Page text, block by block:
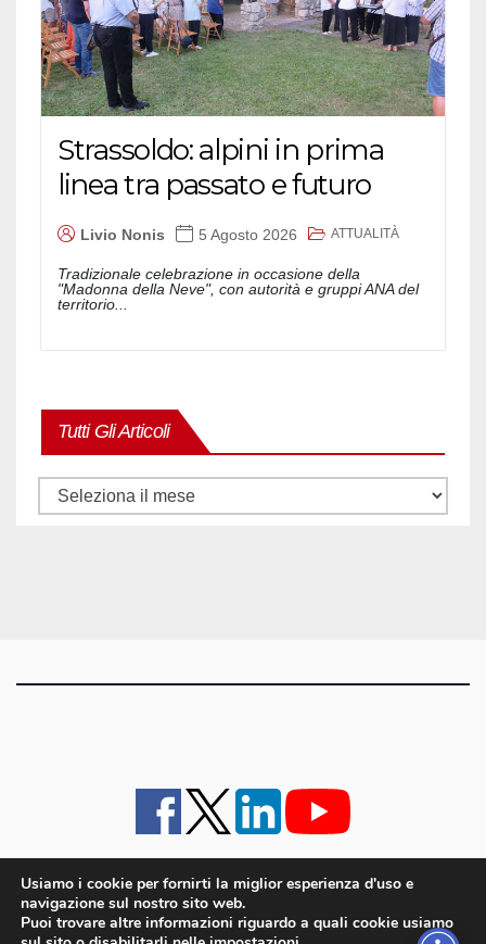
Strassoldo: alpini in prima
linea tra passato e futuro
Livio Nonis 5 Agosto 2026 ATTUALITÀ
Tradizionale celebrazione in occasione della
"Madonna della Neve", con autorità e gruppi ANA del
territorio...
Tutti Gli Articoli
Tutti
iMagazine · contatti e staff · lavora con noi
Cookie policy UE
Usiamo i cookie per fornirti la miglior esperienza d'uso e
navigazione sul nostro sito web.
Puoi trovare altre informazioni riguardo a quali cookie usiamo